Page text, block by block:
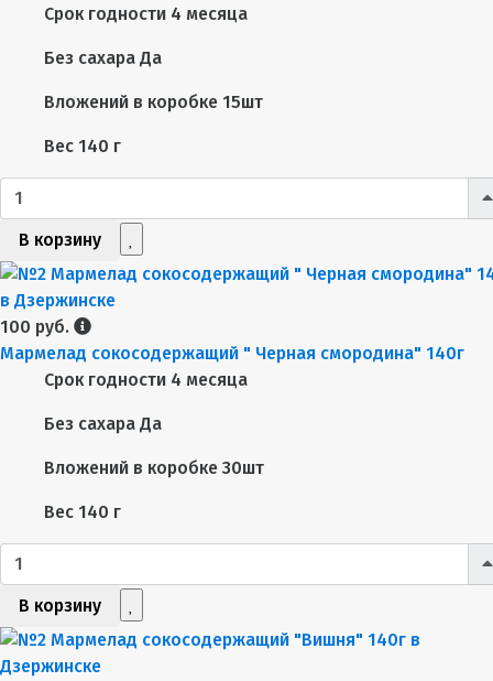
Срок годности 4 месяца
Без сахара Да
Вложений в коробке 15шт
Вес 140 г
В корзину
100 руб.
Мармелад сокосодержащий " Черная смородина" 140г
Срок годности 4 месяца
Без сахара Да
Вложений в коробке 30шт
Вес 140 г
В корзину